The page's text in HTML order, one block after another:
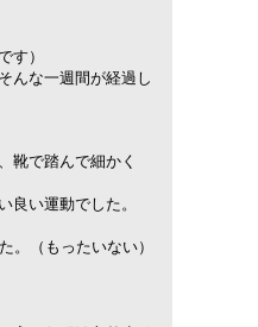
す）
んな一週間が経過し
靴で踏んで細かく
良い運動でした。
。（もったいない）